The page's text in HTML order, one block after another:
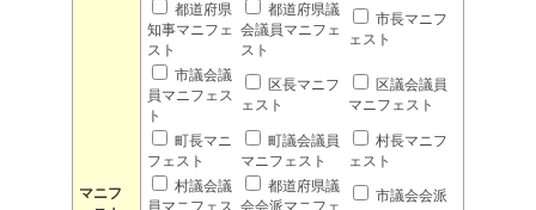
マニフ
都道府県
知事マニフェ
スト
都道府県議
会議員マニフェ
スト
市長マニフ
ェスト
市議会議
員マニフェス
ト
区長マニフ
ェスト
区議会議員
マニフェスト
町長マニ
フェスト
町議会議員
マニフェスト
村長マニフ
ェスト
村議会議
員マニフェス
都道府県議
会会派マニフェ
市議会会派